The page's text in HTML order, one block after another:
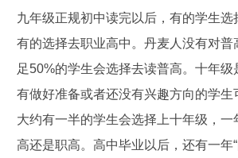
九年级正规初中读完以后，有的学生选
有的选择去职业高中。丹麦人没有对普
足50%的学生会选择去读普高。十年
有做好准备或者还没有兴趣方向的学生
大约有一半的学生会选择上十年级，一
高还是职高。高中毕业以后，还有一年